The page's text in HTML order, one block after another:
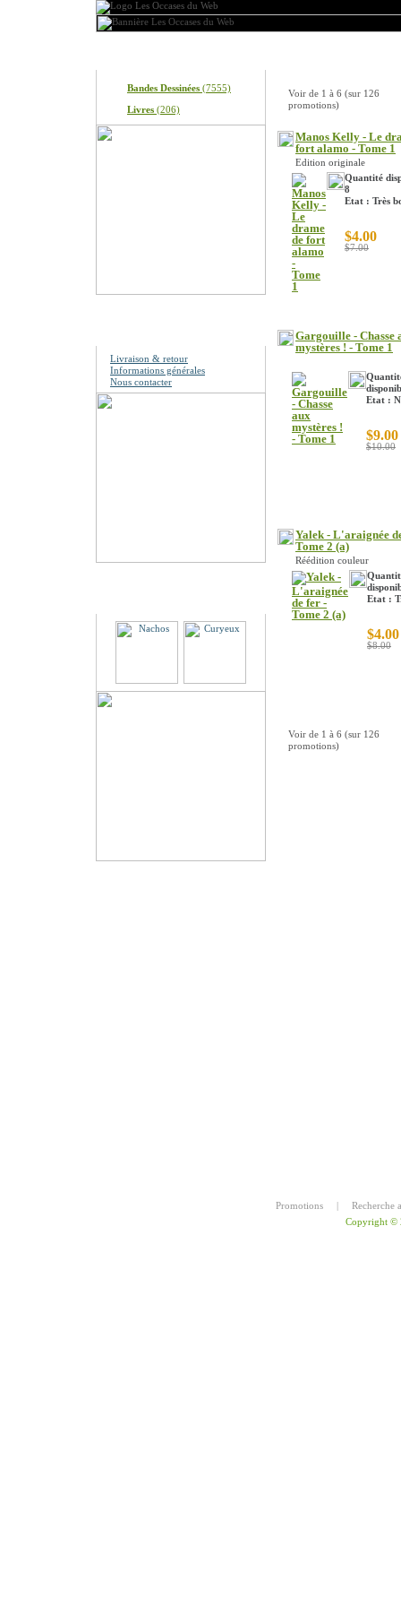
Bandes Dessinées (7555)
Livres (206)
Livraison & retour
Informations générales
Nous contacter
Voir de 1 à 6 (sur 126
promotions)
Manos Kelly - Le
fort alamo - Tome 1
Edition originale
Quantité
8
Etat : Très
$4.00
$7.00
Gargouille - Chasse
mystères ! - Tome 1
Etat :
$9.00
$10.00
Yalek - L'araignée
Tome 2 (a)
Réédition couleur
Etat :
$4.00
$8.00
Voir de 1 à 6 (sur 126
promotions)
Promotions |
Recherche
Copyright ©